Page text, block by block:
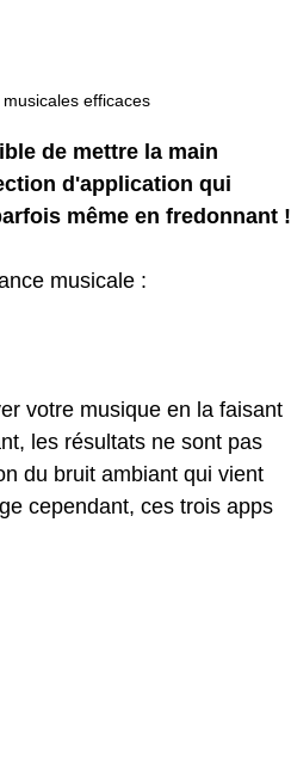
efficaces
de mettre la main
d'application qui
même en fredonnant !
musicale :
votre musique en la faisant
les résultats ne sont pas
du bruit ambiant qui vient
cependant, ces trois apps